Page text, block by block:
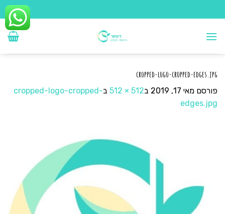
to
content
cropped-logo-cropped-edges.jpg
פורסם מאי 17, 2019 ב512 × 512 בcropped-logo-cropped-
edges.jpg